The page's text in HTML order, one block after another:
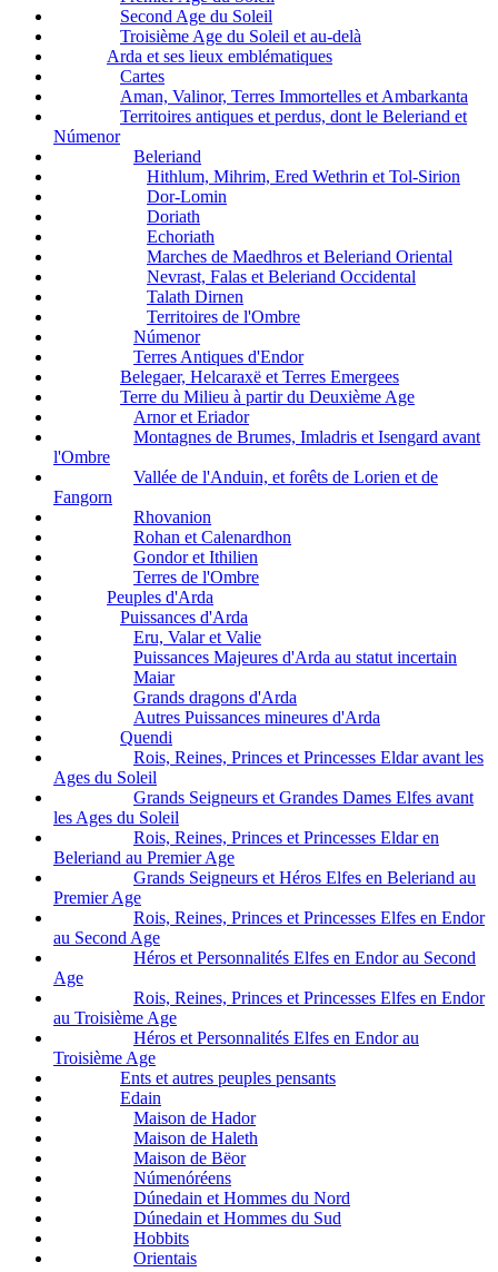
Second Age du Soleil
Troisième Age du Soleil et au-delà
Arda et ses lieux emblématiques
Cartes
Aman, Valinor, Terres Immortelles et Ambarkanta
Territoires antiques et perdus, dont le Beleriand et
Númenor
Beleriand
Hithlum, Mihrim, Ered Wethrin et Tol-Sirion
Dor-Lomin
Doriath
Echoriath
Marches de Maedhros et Beleriand Oriental
Nevrast, Falas et Beleriand Occidental
Talath Dirnen
Territoires de l'Ombre
Númenor
Terres Antiques d'Endor
Belegaer, Helcaraxë et Terres Emergees
Terre du Milieu à partir du Deuxième Age
Arnor et Eriador
Montagnes de Brumes, Imladris et Isengard avant
l'Ombre
Vallée de l'Anduin, et forêts de Lorien et de
Fangorn
Rhovanion
Rohan et Calenardhon
Gondor et Ithilien
Terres de l'Ombre
Peuples d'Arda
Puissances d'Arda
Eru, Valar et Valie
Puissances Majeures d'Arda au statut incertain
Maiar
Grands dragons d'Arda
Autres Puissances mineures d'Arda
Quendi
Rois, Reines, Princes et Princesses Eldar avant les
Ages du Soleil
Grands Seigneurs et Grandes Dames Elfes avant
les Ages du Soleil
Rois, Reines, Princes et Princesses Eldar en
Beleriand au Premier Age
Grands Seigneurs et Héros Elfes en Beleriand au
Premier Age
Rois, Reines, Princes et Princesses Elfes en Endor
au Second Age
Héros et Personnalités Elfes en Endor au Second
Age
Rois, Reines, Princes et Princesses Elfes en Endor
au Troisième Age
Héros et Personnalités Elfes en Endor au
Troisième Age
Ents et autres peuples pensants
Edain
Maison de Hador
Maison de Haleth
Maison de Bëor
Númenóréens
Dúnedain et Hommes du Nord
Dúnedain et Hommes du Sud
Hobbits
Orientais